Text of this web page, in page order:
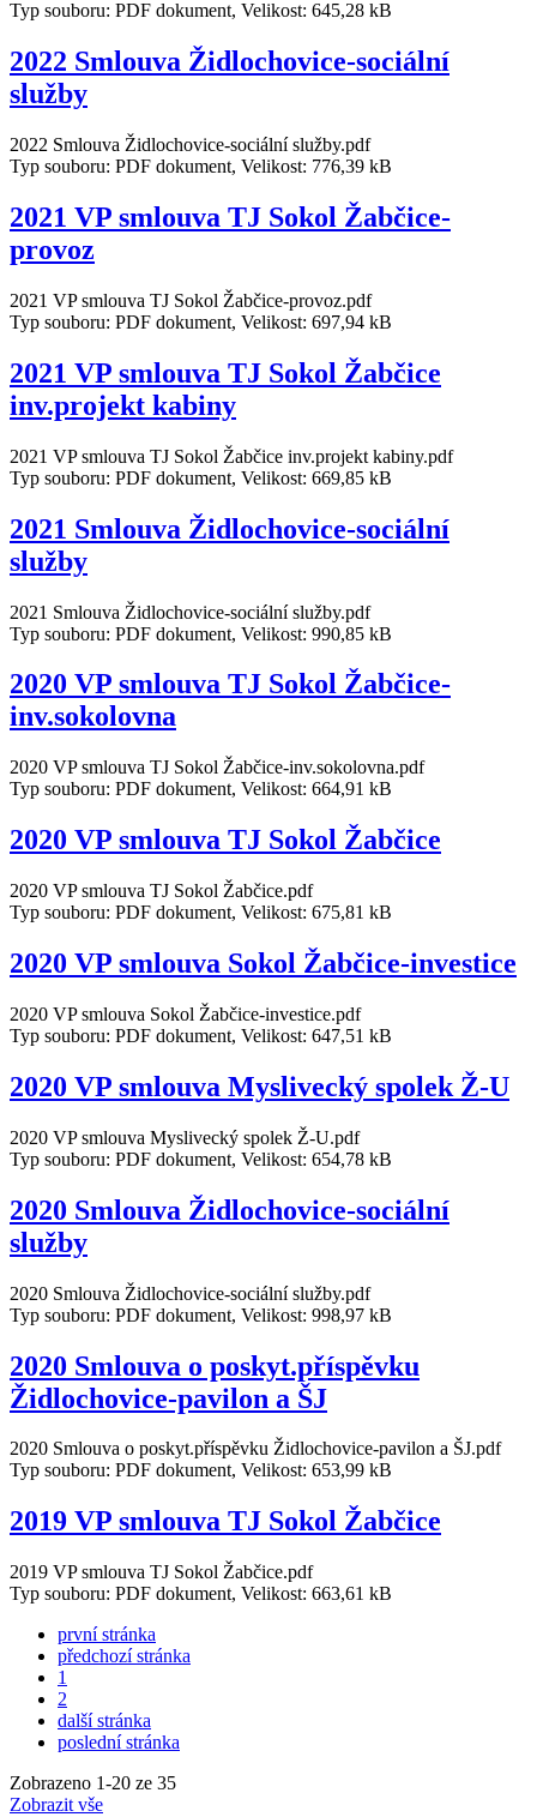
Typ souboru: PDF dokument, Velikost: 645,28 kB
2022 Smlouva Židlochovice-sociální
služby
2022 Smlouva Židlochovice-sociální služby.pdf
Typ souboru: PDF dokument, Velikost: 776,39 kB
2021 VP smlouva TJ Sokol Žabčice-
provoz
2021 VP smlouva TJ Sokol Žabčice-provoz.pdf
Typ souboru: PDF dokument, Velikost: 697,94 kB
2021 VP smlouva TJ Sokol Žabčice
inv.projekt kabiny
2021 VP smlouva TJ Sokol Žabčice inv.projekt kabiny.pdf
Typ souboru: PDF dokument, Velikost: 669,85 kB
2021 Smlouva Židlochovice-sociální
služby
2021 Smlouva Židlochovice-sociální služby.pdf
Typ souboru: PDF dokument, Velikost: 990,85 kB
2020 VP smlouva TJ Sokol Žabčice-
inv.sokolovna
2020 VP smlouva TJ Sokol Žabčice-inv.sokolovna.pdf
Typ souboru: PDF dokument, Velikost: 664,91 kB
2020 VP smlouva TJ Sokol Žabčice
2020 VP smlouva TJ Sokol Žabčice.pdf
Typ souboru: PDF dokument, Velikost: 675,81 kB
2020 VP smlouva Sokol Žabčice-investice
2020 VP smlouva Sokol Žabčice-investice.pdf
Typ souboru: PDF dokument, Velikost: 647,51 kB
2020 VP smlouva Myslivecký spolek Ž-U
2020 VP smlouva Myslivecký spolek Ž-U.pdf
Typ souboru: PDF dokument, Velikost: 654,78 kB
2020 Smlouva Židlochovice-sociální
služby
2020 Smlouva Židlochovice-sociální služby.pdf
Typ souboru: PDF dokument, Velikost: 998,97 kB
2020 Smlouva o poskyt.příspěvku
Židlochovice-pavilon a ŠJ
2020 Smlouva o poskyt.příspěvku Židlochovice-pavilon a ŠJ.pdf
Typ souboru: PDF dokument, Velikost: 653,99 kB
2019 VP smlouva TJ Sokol Žabčice
2019 VP smlouva TJ Sokol Žabčice.pdf
Typ souboru: PDF dokument, Velikost: 663,61 kB
první stránka
předchozí stránka
1
2
další stránka
poslední stránka
Zobrazeno 1-20 ze 35
Zobrazit vše